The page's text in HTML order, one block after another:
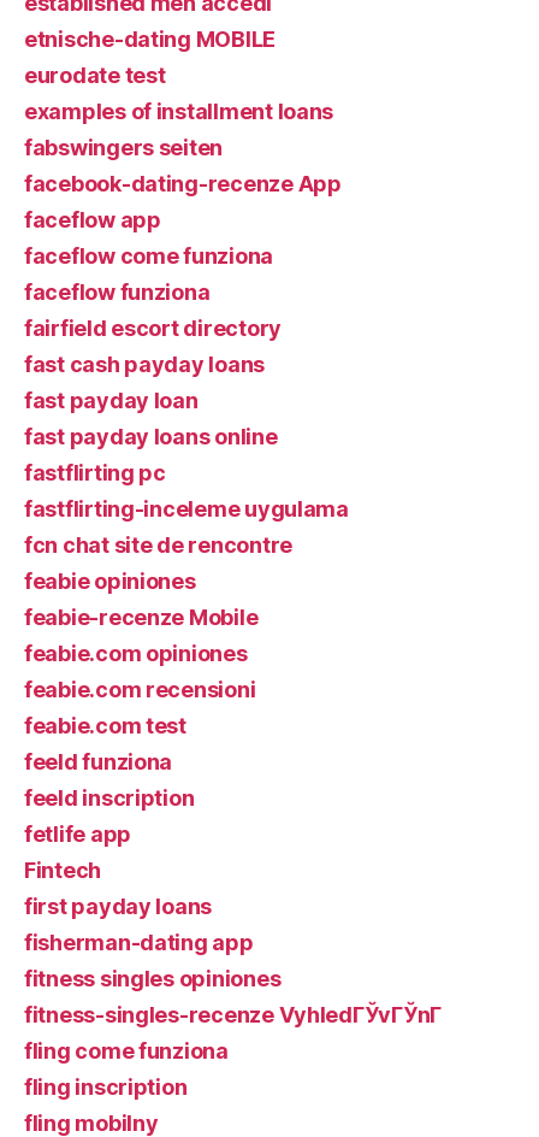
etnische-dating MOBILE
eurodate test
examples of installment loans
fabswingers seiten
facebook-dating-recenze App
faceflow app
faceflow come funziona
faceflow funziona
fairfield escort directory
fast cash payday loans
fast payday loan
fast payday loans online
fastflirting pc
fastflirting-inceleme uygulama
fcn chat site de rencontre
feabie opiniones
feabie-recenze Mobile
feabie.com opiniones
feabie.com recensioni
feabie.com test
feeld funziona
feeld inscription
fetlife app
Fintech
first payday loans
fisherman-dating app
fitness singles opiniones
fitness-singles-recenze VyhledГЎvГЎnГ­
fling come funziona
fling inscription
fling mobilny